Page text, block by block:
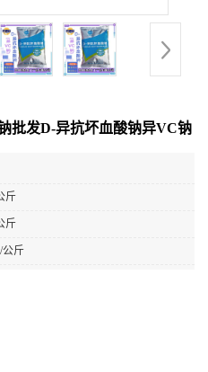
批发D-异抗坏血酸钠异VC钠
斤
斤
公斤